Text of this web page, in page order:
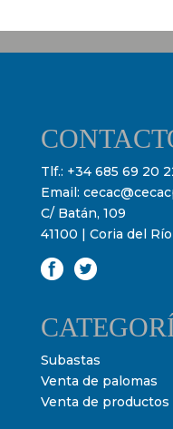
Tlf.: +34 685 69 20
Email:
C/ Batán, 109
41100 | Coria del
Subastas
Venta de palomas
Venta de productos